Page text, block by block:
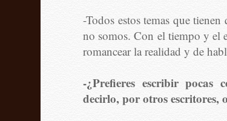
-Todos estos temas que
no somos. Con el tiempo y el
romancear la realidad y de
-¿Prefieres escribir pocas
decirlo, por otros escritores,